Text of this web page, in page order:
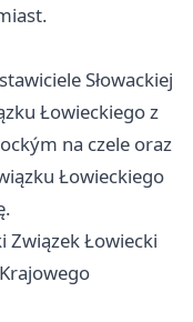
Słowackiej
Łowieckiego z
na czele oraz
Łowieckiego
Związek Łowiecki